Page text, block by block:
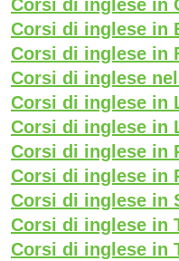
Corsi di inglese in
Corsi di inglese in
Corsi di inglese in
Corsi di inglese
Corsi di inglese in
Corsi di inglese in
Corsi di inglese in
Corsi di inglese in
Corsi di inglese in
Corsi di inglese in
Corsi di inglese in